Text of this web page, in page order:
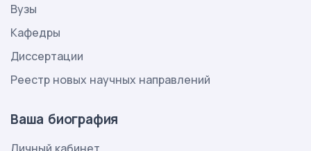
Вузы
Кафедры
Диссертации
Реестр новых научных направлений
Ваша биография